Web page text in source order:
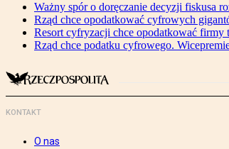
Ważny spór o doręczanie decyzji fiskusa
Rząd chce opodatkować cyfrowych
Resort cyfryzacji chce opodatkować firmy
Rząd chce podatku cyfrowego.
KONTAKT
O nas